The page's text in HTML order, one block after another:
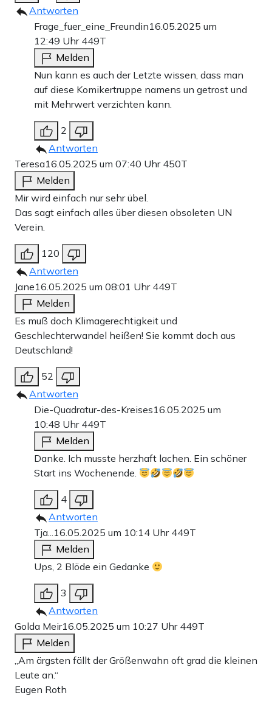
Antworten
Frage_fuer_eine_Freundin16.05.2025 um
12:49 Uhr 449T
Melden
Nun kann es auch der Letzte wissen, dass man
auf diese Komikertruppe namens un getrost und
mit Mehrwert verzichten kann.
2
Antworten
Teresa16.05.2025 um 07:40 Uhr 450T
Melden
Mir wird einfach nur sehr übel.
Das sagt einfach alles über diesen obsoleten UN
Verein.
120
Antworten
Jane16.05.2025 um 08:01 Uhr 449T
Melden
Es muß doch Klimagerechtigkeit und
Geschlechterwandel heißen! Sie kommt doch aus
Deutschland!
52
Antworten
Die-Quadratur-des-Kreises16.05.2025 um
10:48 Uhr 449T
Melden
Danke. Ich musste herzhaft lachen. Ein schöner
Start ins Wochenende.
4
Antworten
Tja...16.05.2025 um 10:14 Uhr 449T
Melden
Ups, 2 Blöde ein Gedanke
3
Antworten
Golda Meir16.05.2025 um 10:27 Uhr 449T
Melden
„Am ärgsten fällt der Größenwahn oft grad die kleinen
Leute an.“
Eugen Roth